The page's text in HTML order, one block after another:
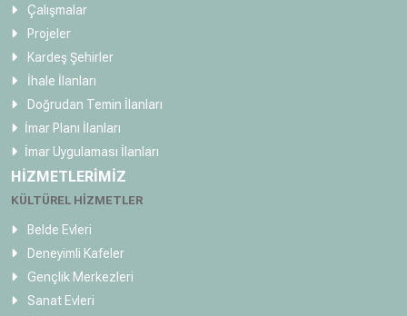
Çalışmalar
Projeler
Kardeş Şehirler
İhale İlanları
Doğrudan Temin İlanları
İmar Planı İlanları
İmar Uygulaması İlanları
HİZMETLERİMİZ
KÜLTÜREL HİZMETLER
Belde Evleri
Deneyimli Kafeler
Gençlik Merkezleri
Sanat Evleri